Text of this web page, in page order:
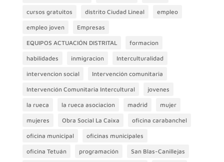
cursos gratuitos distrito Ciudad Lineal empleo
empleo joven Empresas
EQUIPOS ACTUACIÓN DISTRITAL formacion
habilidades inmigracion Interculturalidad
intervencion social Intervención comunitaria
Intervención Comunitaria Intercultural jovenes
la rueca la rueca asociacion madrid mujer
mujeres Obra Social La Caixa oficina carabanchel
oficina municipal oficinas municipales
oficina Tetuán programación San Blas-Canillejas